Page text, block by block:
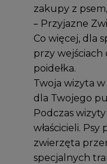
zakupy z
– Przyjazne
Co więcej, dla
przy
poidełka.
Twoja wizyta
dla Twojego
Podczas
właścicieli.
zwierzęta
specjalnych